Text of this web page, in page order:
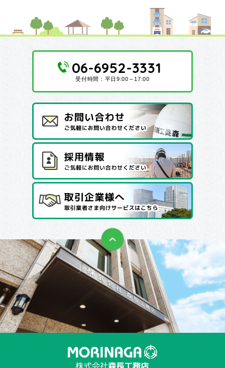
06-6952-3331
受付時間：平日9:00～17:00